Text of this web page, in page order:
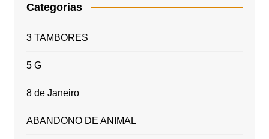
Categorias
3 TAMBORES
5 G
8 de Janeiro
ABANDONO DE ANIMAL